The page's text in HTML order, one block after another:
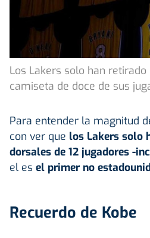
Los Lakers solo han
camiseta de doce de sus
Para entender la magnitud
con ver que los Lakers solo
dorsales de 12 jugadores -
el es el primer no
Recuerdo de Kobe